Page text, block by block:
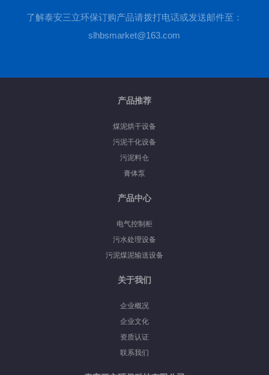
了解泰安三立环保订购产品请拨打电话或发送邮件至：
slhbsmarket@163.com
产品推荐
煤泥烘干设备
污泥干化设备
污泥料仓
膏体泵
产品中心
电气控制柜
污水处理设备
污泥煤泥输送设备
关于我们
企业概况
企业文化
资质认证
联系我们